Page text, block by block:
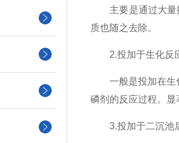
主要是通过大量排
质也随之去除。
2.投加于生化反
一般是投加在生化
磷剂的反应过程。
3.投加于二沉池